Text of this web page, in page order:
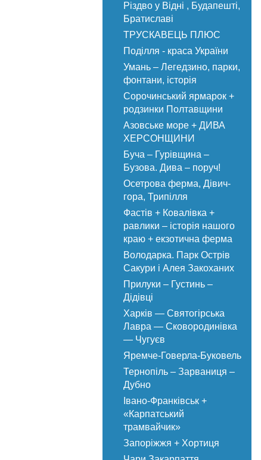
Різдво у Відні , Будапешті,
Братиславі
ТРУСКАВЕЦЬ ПЛЮС
Поділля - краса України
Умань – Легедзино, парки,
фонтани, історія
Сорочинський ярмарок +
родзинки Полтавщини
Азовське море + ДИВА
ХЕРСОНЩИНИ
Буча – Гурівщина –
Бузова. Дива – поруч!
Осетрова ферма, Дівич-
гора, Трипілля
Фастів + Ковалівка +
равлики – історія нашого
краю + екзотична ферма
Володарка. Парк Острів
Сакури і Алея Закоханих
Прилуки – Густинь –
Дідівці
Харків — Святогірська
Лавра — Сковородинівка
— Чугуєв
Яремче-Говерла-Буковель
Тернопіль – Зарваниця –
Дубно
Івано-Франківськ +
«Карпатський
трамвайчик»
Запоріжжя + Хортиця